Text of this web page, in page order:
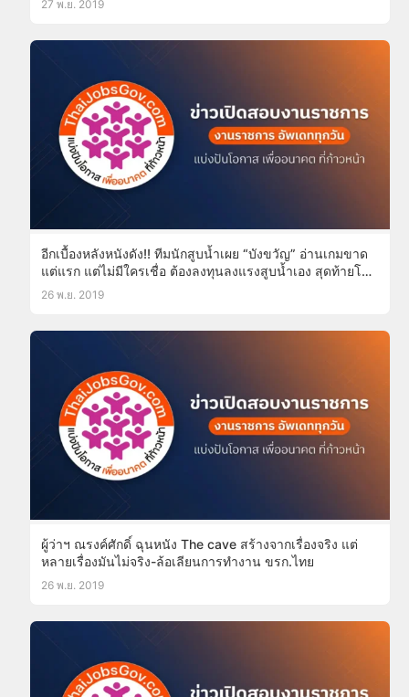
27 พ.ย. 2019
อีกเบื้องหลังหนังดัง!! ทีมนักสูบน้ำเผย “บังขวัญ” อ่านเกมขาด
แต่แรก แต่ไม่มีใครเชื่อ ต้องลงทุนลงแรงสูบน้ำเอง สุดท้ายโดน
จนท.ฟ้อง-โดนสั่งลบรูปวาดออก!!
26 พ.ย. 2019
ผู้ว่าฯ ณรงค์ศักดิ์ ฉุนหนัง The cave สร้างจากเรื่องจริง แต่
หลายเรื่องมันไม่จริง-ล้อเลียนการทำงาน ขรก.ไทย
26 พ.ย. 2019